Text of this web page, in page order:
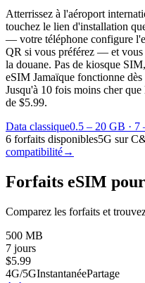
Atterrissez à l'aéroport
touchez le lien d'installation
— votre téléphone configure
QR si vous préférez — et vous
la douane. Pas de kiosque
eSIM Jamaïque fonctionne
Jusqu'à 10 fois moins cher
de $5.99.
Data classique0.5 – 20 GB · 7
6 forfaits disponibles5G sur
compatibilité→
Forfaits eSIM
Comparez les forfaits et
500 MB
7 jours
$5.99
4G/5GInstantanéePartage